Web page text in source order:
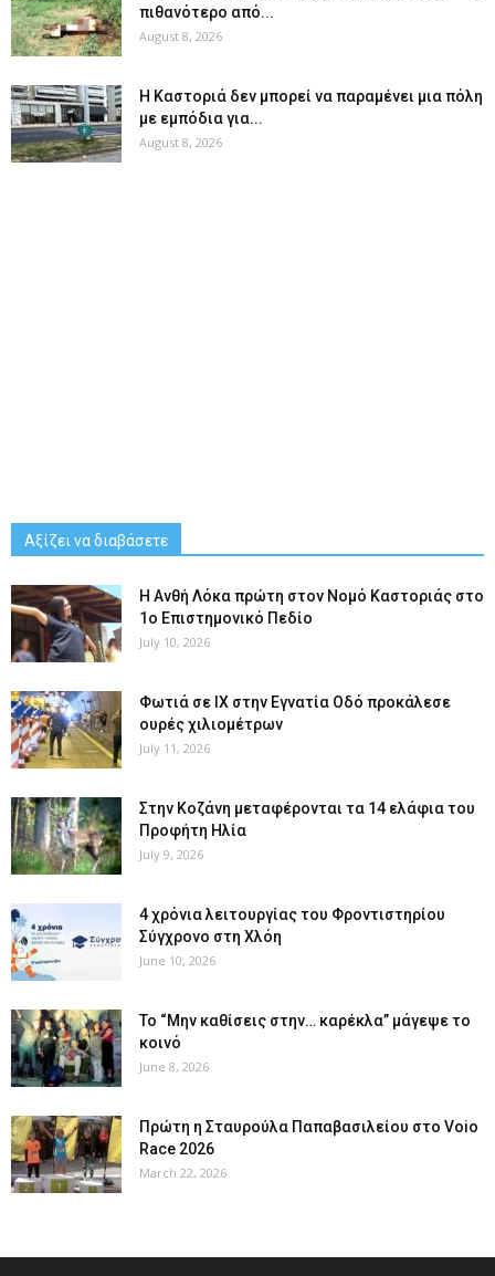
πιθανότερο από...
August 8, 2026
Η Καστοριά δεν μπορεί να παραμένει μια πόλη
με εμπόδια για...
August 8, 2026
Αξίζει να διαβάσετε
Η Ανθή Λόκα πρώτη στον Νομό Καστοριάς στο
1ο Επιστημονικό Πεδίο
July 10, 2026
Φωτιά σε ΙΧ στην Εγνατία Οδό προκάλεσε
ουρές χιλιομέτρων
July 11, 2026
Στην Κοζάνη μεταφέρονται τα 14 ελάφια του
Προφήτη Ηλία
July 9, 2026
4 χρόνια λειτουργίας του Φροντιστηρίου
Σύγχρονο στη Χλόη
June 10, 2026
Το “Μην καθίσεις στην… καρέκλα” μάγεψε το
κοινό
June 8, 2026
Πρώτη η Σταυρούλα Παπαβασιλείου στο Voio
Race 2026
March 22, 2026